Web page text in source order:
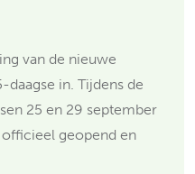
van de nieuwe
daagse in. Tijdens de
25 en 29 september
geopend en